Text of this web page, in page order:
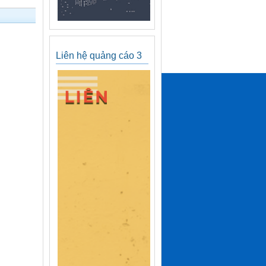
Liên hệ quảng cáo 3